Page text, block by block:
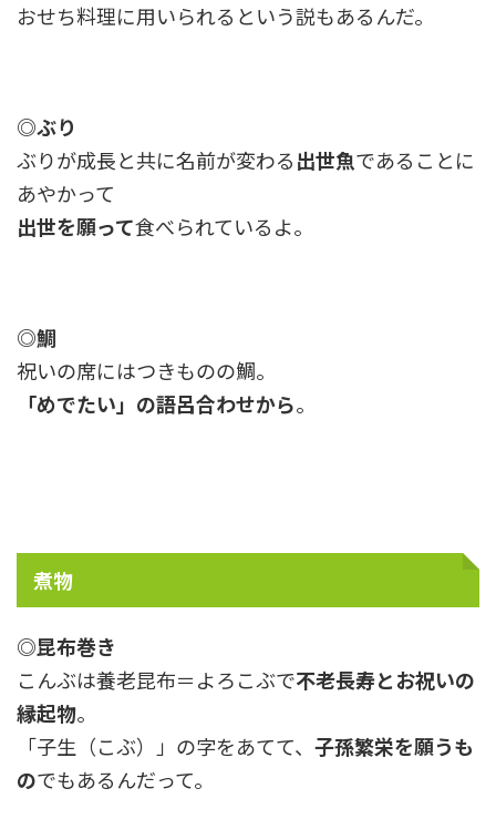
おせち料理に用いられるという説もあるんだ。
◎ぶり
ぶりが成長と共に名前が変わる出世魚であることに
あやかって
出世を願って食べられているよ。
◎鯛
祝いの席にはつきものの鯛。
「めでたい」の語呂合わせから。
煮物
◎昆布巻き
こんぶは養老昆布＝よろこぶで不老長寿とお祝いの
縁起物。
「子生（こぶ）」の字をあてて、 子孫繁栄を願うも
のでもあるんだって。